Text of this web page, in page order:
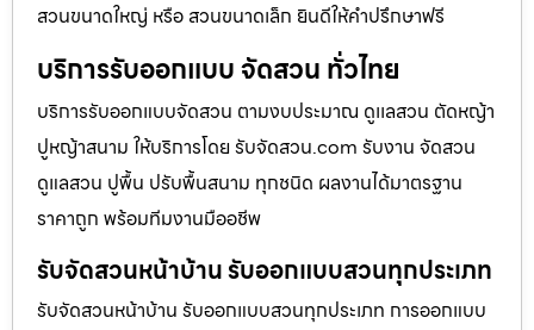
สวนขนาดใหญ่ หรือ สวนขนาดเล็ก ยินดีให้คำปรึกษาฟรี
บริการรับออกแบบ จัดสวน ทั่วไทย
บริการรับออกแบบจัดสวน ตามงบประมาณ ดูเเลสวน ตัดหญ้า
ปูหญ้าสนาม ให้บริการโดย รับจัดสวน.com รับงาน จัดสวน
ดูแลสวน ปูพื้น ปรับพื้นสนาม ทุกชนิด ผลงานได้มาตรฐาน
ราคาถูก พร้อมทีมงานมืออชีพ
รับจัดสวนหน้าบ้าน รับออกแบบสวนทุกประเภท
รับจัดสวนหน้าบ้าน รับออกแบบสวนทุกประเภท การออกแบบ